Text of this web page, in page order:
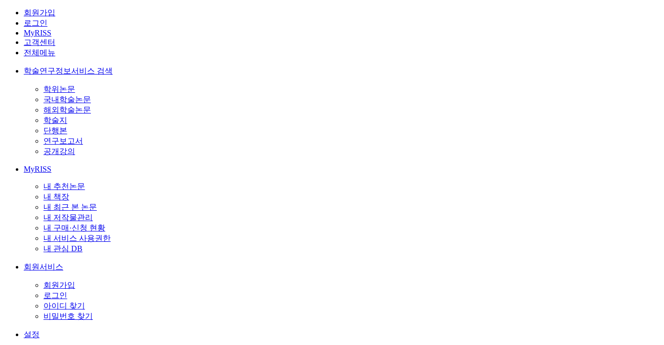
회원가입
로그인
MyRISS
고객센터
전체메뉴
학술연구정보서비스 검색
학위논문
국내학술논문
해외학술논문
학술지
단행본
연구보고서
공개강의
MyRISS
내 추천논문
내 책장
내 최근 본 논문
내 저작물관리
내 구매·신청 현황
내 서비스 사용권한
내 관심 DB
회원서비스
회원가입
로그인
아이디 찾기
비밀번호 찾기
설정